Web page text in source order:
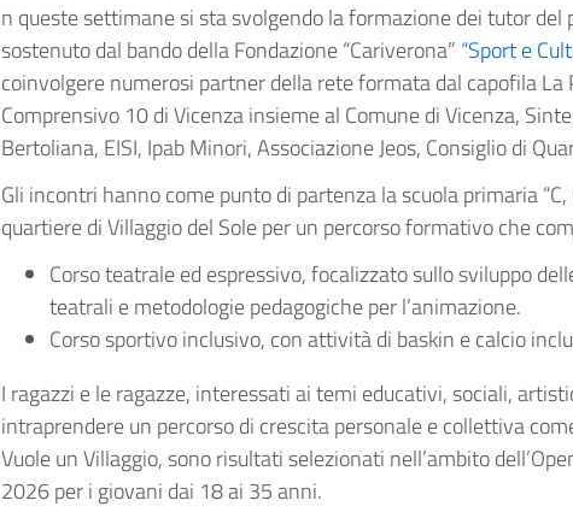
n queste settimane si sta svolgendo la formazione dei tutor del
sostenuto dal bando della Fondazione “Cariverona” “Sport e
coinvolgere numerosi partner della rete formata dal capofila La
Comprensivo 10 di Vicenza insieme al Comune di Vicenza,
Bertoliana, EISI, Ipab Minori, Associazione Jeos, Consiglio di
Gli incontri hanno come punto di partenza la scuola primaria
quartiere di Villaggio del Sole per un percorso formativo che
Corso teatrale ed espressivo, focalizzato sullo sviluppo
teatrali e metodologie pedagogiche per l’animazione.
Corso sportivo inclusivo, con attività di baskin e calcio
I ragazzi e le ragazze, interessati ai temi educativi, sociali,
intraprendere un percorso di crescita personale e collettiva
Vuole un Villaggio, sono risultati selezionati nell’ambito
2026 per i giovani dai 18 ai 35 anni.